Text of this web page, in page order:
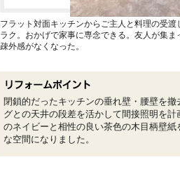
フラット対面キッチンからご主人と料理の受渡
ラク。おかげで家事に専念できる。友人が集ま
疎外感がなくなった。
閉鎖的だったキッチンの垂れ壁・腰壁を
グとの天井の段差を活かして間接照明を
のネイビーと相性の良い茶色の木目柄壁紙
な空間になりました。